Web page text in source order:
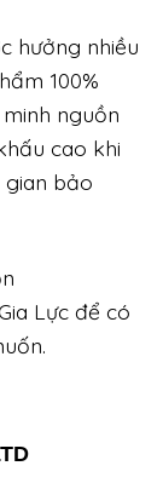
hưởng nhiều
100%
nguồn
cao khi
gian bảo
Lực để có